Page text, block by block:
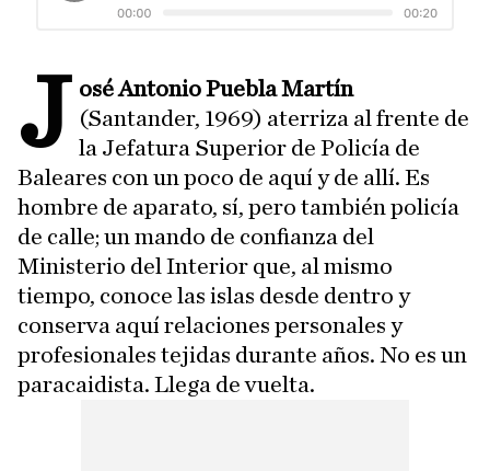
J osé Antonio Puebla Martín
(Santander, 1969) aterriza al frente de
la Jefatura Superior de Policía de
Baleares con un poco de aquí y de allí. Es
hombre de aparato, sí, pero también policía
de calle; un mando de confianza del
Ministerio del Interior que, al mismo
tiempo, conoce las islas desde dentro y
conserva aquí relaciones personales y
profesionales tejidas durante años. No es un
paracaidista. Llega de vuelta.